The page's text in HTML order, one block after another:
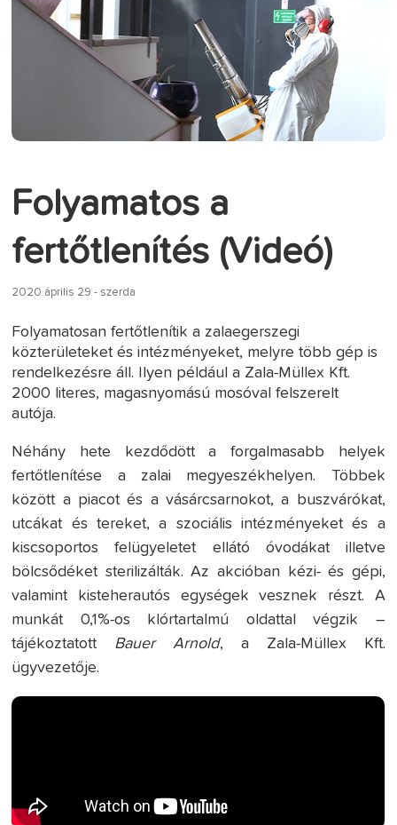
Folyamatos a
fertőtlenítés (Videó)
2020 április 29 - szerda
Folyamatosan fertőtlenítik a zalaegerszegi
közterületeket és intézményeket, melyre több gép is
rendelkezésre áll. Ilyen például a Zala-Müllex Kft.
2000 literes, magasnyomású mosóval felszerelt
autója.
Néhány hete kezdődött a forgalmasabb helyek
fertőtlenítése a zalai megyeszékhelyen. Többek
között a piacot és a vásárcsarnokot, a buszvárókat,
utcákat és tereket, a szociális intézményeket és a
kiscsoportos felügyeletet ellátó óvodákat illetve
bölcsődéket sterilizálták. Az akcióban kézi- és gépi,
valamint kisteherautós egységek vesznek részt. A
munkát 0,1%-os klórtartalmú oldattal végzik –
tájékoztatott Bauer Arnold, a Zala-Müllex Kft.
ügyvezetője.